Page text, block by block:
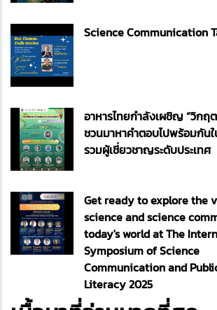
Science Communication
อาหารไทยกำลังเผชิญ “วิกฤ
ชวนมาหาคำตอบไปพร้อมกันใ
รวมผู้เชี่ยวชาญระดับประเทศ
Get ready to explore the
science and science
today's world at The
Symposium of Science
Communication and
Literacy 2025